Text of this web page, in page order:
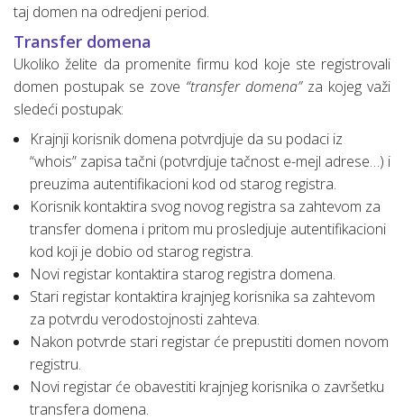
taj domen na odredjeni period.
Transfer domena
Ukoliko želite da promenite firmu kod koje ste registrovali
domen postupak se zove “transfer domena”za kojeg važi
sledeći postupak:
Krajnji korisnik domena potvrdjuje da su podaci iz
“whois” zapisa tačni (potvrdjuje tačnost e-mejl adrese…) i
preuzima autentifikacioni kod od starog registra.
Korisnik kontaktira svog novog registra sa zahtevom za
transfer domena i pritom mu prosledjuje autentifikacioni
kod koji je dobio od starog registra.
Novi registar kontaktira starog registra domena.
Stari registar kontaktira krajnjeg korisnika sa zahtevom
za potvrdu verodostojnosti zahteva.
Nakon potvrde stari registar će prepustiti domen novom
registru.
Novi registar će obavestiti krajnjeg korisnika o završetku
transfera domena.